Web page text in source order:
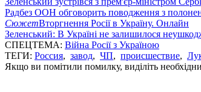
Радбез ООН обговорить поводження з
СюжетВторгнення Росії в Україну. Онлайн
Зеленський: В Україні не залишилося
СПЕЦТЕМА: Війна Росії з Україною
ТЕГИ: Россия, завод, ЧП, происшествие,
Якщо ви помітили помилку, виділіть